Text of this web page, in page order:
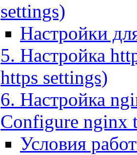
settings)
Настройки
5. Настройка
https settings)
6. Настройка
Configure nginx
Условия